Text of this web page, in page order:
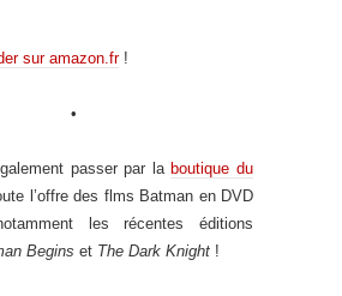
sur amazon.fr!
•
passer par la boutique du
l’offre des flms Batman en DVD
les récentes éditions
Begins et The Dark Knight !